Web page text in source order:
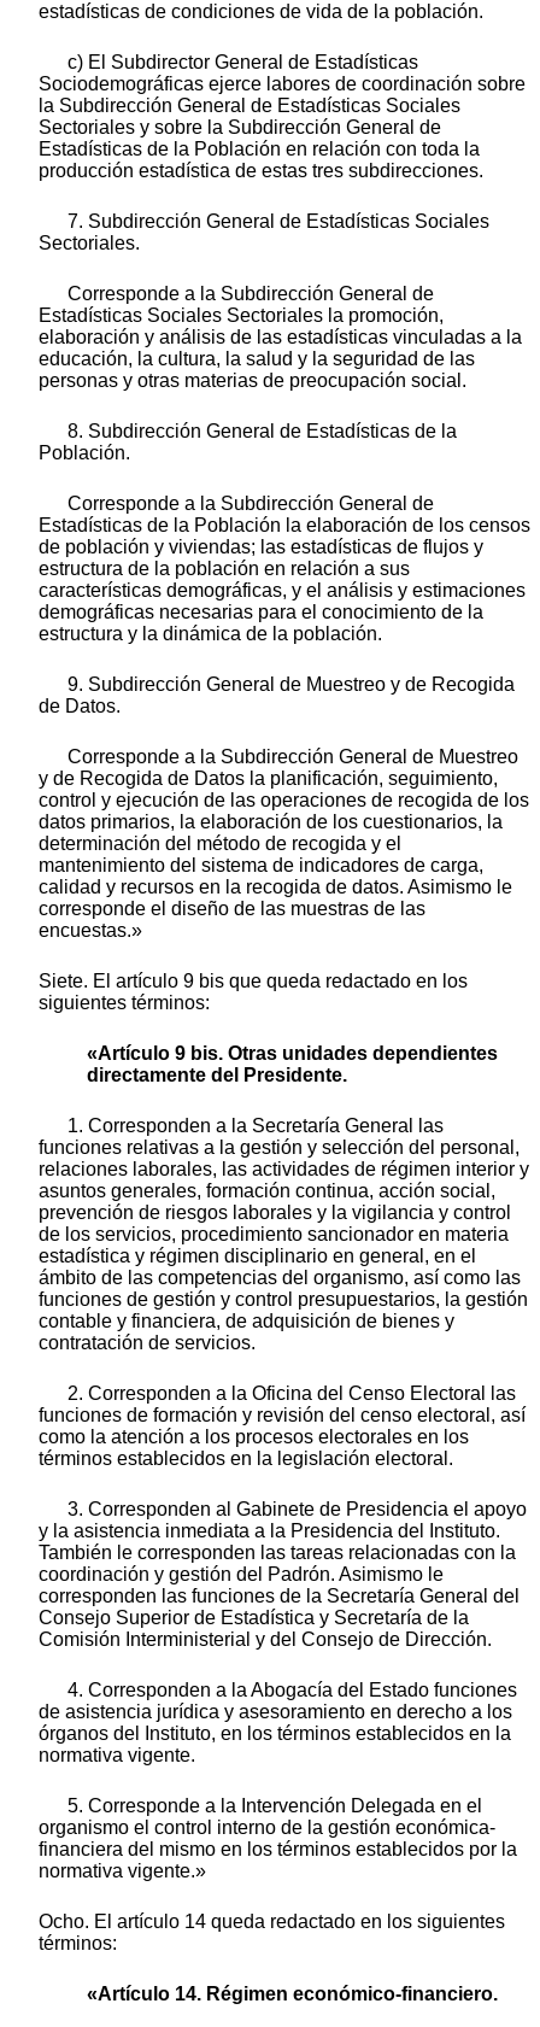
estadísticas de condiciones de vida de la población.
c) El Subdirector General de Estadísticas
Sociodemográficas ejerce labores de coordinación sobre
la Subdirección General de Estadísticas Sociales
Sectoriales y sobre la Subdirección General de
Estadísticas de la Población en relación con toda la
producción estadística de estas tres subdirecciones.
7. Subdirección General de Estadísticas Sociales
Sectoriales.
Corresponde a la Subdirección General de
Estadísticas Sociales Sectoriales la promoción,
elaboración y análisis de las estadísticas vinculadas a la
educación, la cultura, la salud y la seguridad de las
personas y otras materias de preocupación social.
8. Subdirección General de Estadísticas de la
Población.
Corresponde a la Subdirección General de
Estadísticas de la Población la elaboración de los censos
de población y viviendas; las estadísticas de flujos y
estructura de la población en relación a sus
características demográficas, y el análisis y estimaciones
demográficas necesarias para el conocimiento de la
estructura y la dinámica de la población.
9. Subdirección General de Muestreo y de Recogida
de Datos.
Corresponde a la Subdirección General de Muestreo
y de Recogida de Datos la planificación, seguimiento,
control y ejecución de las operaciones de recogida de los
datos primarios, la elaboración de los cuestionarios, la
determinación del método de recogida y el
mantenimiento del sistema de indicadores de carga,
calidad y recursos en la recogida de datos. Asimismo le
corresponde el diseño de las muestras de las
encuestas.»
Siete. El artículo 9 bis que queda redactado en los
siguientes términos:
«Artículo 9 bis. Otras unidades dependientes
directamente del Presidente.
1. Corresponden a la Secretaría General las
funciones relativas a la gestión y selección del personal,
relaciones laborales, las actividades de régimen interior y
asuntos generales, formación continua, acción social,
prevención de riesgos laborales y la vigilancia y control
de los servicios, procedimiento sancionador en materia
estadística y régimen disciplinario en general, en el
ámbito de las competencias del organismo, así como las
funciones de gestión y control presupuestarios, la gestión
contable y financiera, de adquisición de bienes y
contratación de servicios.
2. Corresponden a la Oficina del Censo Electoral las
funciones de formación y revisión del censo electoral, así
como la atención a los procesos electorales en los
términos establecidos en la legislación electoral.
3. Corresponden al Gabinete de Presidencia el apoyo
y la asistencia inmediata a la Presidencia del Instituto.
También le corresponden las tareas relacionadas con la
coordinación y gestión del Padrón. Asimismo le
corresponden las funciones de la Secretaría General del
Consejo Superior de Estadística y Secretaría de la
Comisión Interministerial y del Consejo de Dirección.
4. Corresponden a la Abogacía del Estado funciones
de asistencia jurídica y asesoramiento en derecho a los
órganos del Instituto, en los términos establecidos en la
normativa vigente.
5. Corresponde a la Intervención Delegada en el
organismo el control interno de la gestión económica-
financiera del mismo en los términos establecidos por la
normativa vigente.»
Ocho. El artículo 14 queda redactado en los siguientes
términos:
«Artículo 14. Régimen económico-financiero.